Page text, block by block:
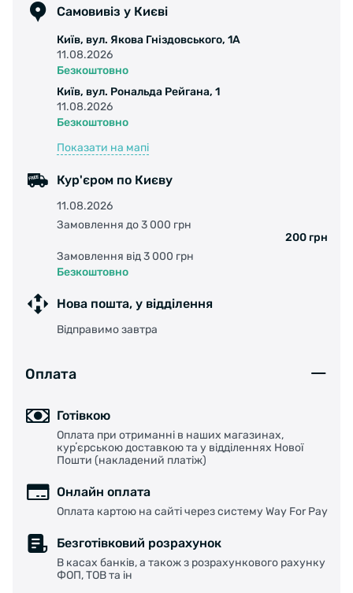
Педаль-обманка не псується від впливів
різних факторів ззовні. Міцні матеріали, з яких
зроблено пристрій, роблять його стійким
перед будь-якими пошкодженнями та
деформаціями. Під час створення педалі-
обманки було враховано всі сучасні
стандарти, тому більшість користувачів
Тип: педаль-обманка;
Розмір : 4,7”;
Матеріал інструменту: легована сталь;
Матеріал ручки: дерево.
Особливості:
Невеликий розмір, маленька вага, зручність
транспортування;
Технології:
інструменту виконана з легованої сталі, це
зробило педаль дуже жорсткою, міцною та
надійною. Їй не страшні деформації та
та ультрафіолетових променів.
Самовивіз у Києві
Київ, вул. Якова Гніздовського, 1А
11.08.2026
Безкоштовно
Київ, вул. Рональда Рейгана, 1
11.08.2026
Безкоштовно
Показати на мапі
Кур'єром по Києву
11.08.2026
Замовлення до 3 000 грн
200 грн
Замовлення від 3 000 грн
Безкоштовно
Нова пошта, у відділення
Відправимо завтра
Оплата
Готівкою
Оплата при отриманні в наших магазинах,
курʼєрською доставкою та у відділеннях Нової
Пошти (накладений платіж)
Онлайн оплата
Оплата картою на сайті через систему Way For Pay
Безготівковий розрахунок
В касах банків, а також з розрахункового рахунку
ФОП, ТОВ та ін